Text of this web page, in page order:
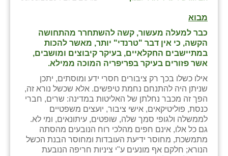
מבוא
כבר למעלה מעשור, קשה להשתחרר מהתחושה
הקשה, כי אין דבר "טרנדי" יותר, מאשר להכות
במתיישבים החקלאיים, בעיקר קיבוצים ומושבים,
אשר פזורים בעיקר בפריפריה המוכה ממילא.
אילו כשלו בכך רק ציבורים חסרי ידע ומוסתים, יתכן
שניתן היה להתנחם נחמת טיפשים. אלא שכשל נורא זה,
הפך זה מכבר נחלתן של האליטות במדינה: שרים, חברי
כנסת, פוליטיקאים, אישי ציבור, יועצים משפטיים
לממשלה ולגופי סמך שלה, שופטים, עיתונאים, ומי לא.
גם כל אלו, אינם חפים מהלכי רוח הנובעים מהסתה
מתמשכת, מחוסר ידיעת העובדות ומחוסר הבנת הכשל
הנורא; חלקם אף מונעים ע"י ציניות חריפה הנובעת
בני ציון
בצרה
בקעות
ֿגבעת שפירא
גן הדרום
גן השומרון
גני עם